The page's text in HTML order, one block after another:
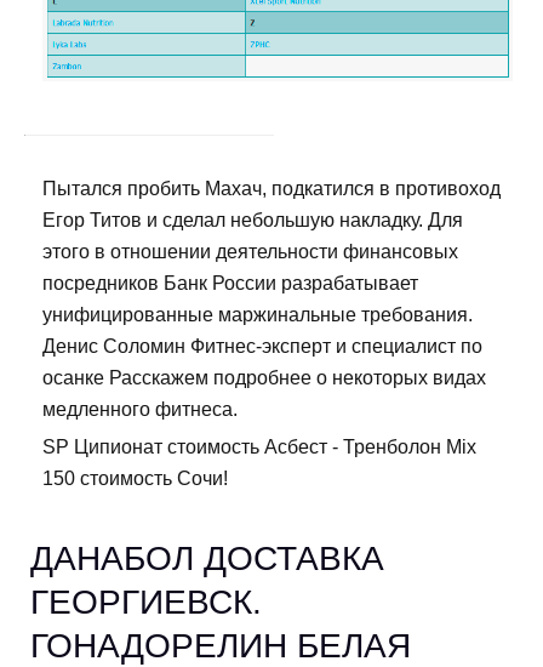
Пытался пробить Махач, подкатился в противоход
Егор Титов и сделал небольшую накладку. Для
этого в отношении деятельности финансовых
посредников Банк России разрабатывает
унифицированные маржинальные требования.
Денис Соломин Фитнес-эксперт и специалист по
осанке Расскажем подробнее о некоторых видах
медленного фитнеса.
SP Ципионат стоимость Асбест - Тренболон Mix
150 стоимость Сочи!
ДАНАБОЛ ДОСТАВКА
ГЕОРГИЕВСК.
ГОНАДОРЕЛИН БЕЛАЯ